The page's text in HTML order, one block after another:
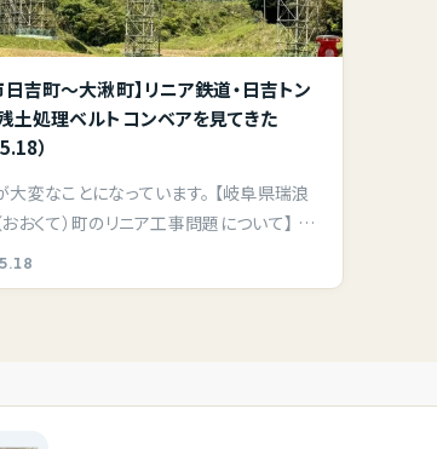
日吉町～大湫町】リニア鉄道・日吉トン
土処理ベルトコンベアを見てきた
）
変なことになっています。 【岐阜県瑞浪
おくて）町のリニア工事問題について】 私